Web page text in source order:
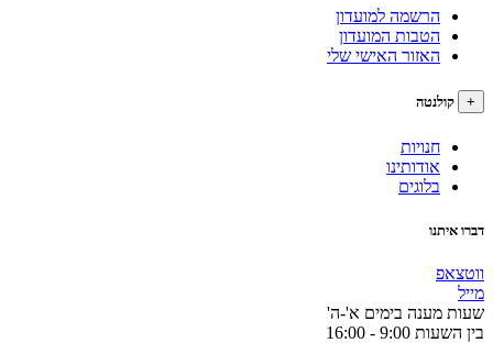
הרשמה למועדון
הטבות המועדון
האזור האישי שלי
חנויות
אודותינו
בלוגים
מענה בימים א'-ה'
- 16:00